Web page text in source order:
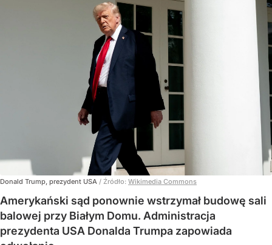
Donald Trump, prezydent USA / Źródło: Wikimedia Commons
Amerykański sąd ponownie wstrzymał budowę sali
balowej przy Białym Domu. Administracja
prezydenta USA Donalda Trumpa zapowiada